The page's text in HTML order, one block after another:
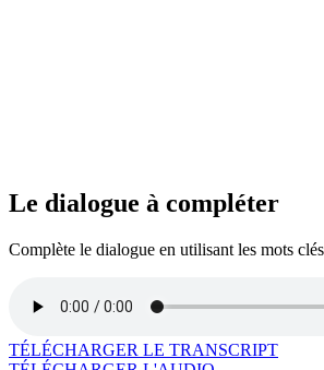
Le dialogue à compléter
Complète le dialogue en utilisant les mots
TÉLÉCHARGER LE TRANSCRIPT